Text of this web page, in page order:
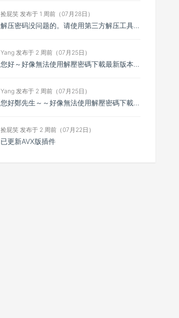
捡屁笑 发布于 1 周前（07月28日）
解压密码没问题的。请使用第三方解压工具解压，比如7zip
Yang 发布于 2 周前（07月25日）
您好～好像無法使用解壓密碼下載最新版本，想請您看看
Yang 发布于 2 周前（07月25日）
您好鄭先生～～好像無法使用解壓密碼下載最新的4.0.4版本，不知能否請你協助排除障礙～
捡屁笑 发布于 2 周前（07月22日）
已更新AVX版插件